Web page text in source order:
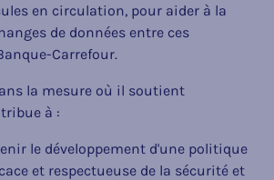
en circulation, pour aider à la
de données entre ces
Carrefour.
la mesure où il soutient
à :
le développement d'une politique
et respectueuse de la sécurité et